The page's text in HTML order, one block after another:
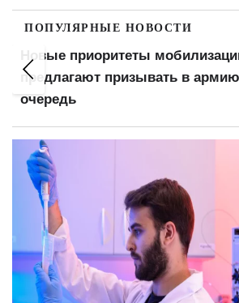
ПОПУЛЯРНЫЕ НОВОСТИ
Полиция или ТЦК просят
имеют ли право
переписки и фото